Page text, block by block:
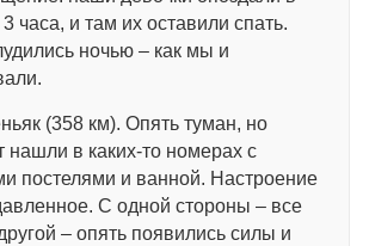
часа, и там их оставили спать.
ночью – как мы и
(358 км). Опять туман, но
нашли в каких-то номерах с
постелями и ванной. Настроение
С одной стороны – все
– опять появились силы и